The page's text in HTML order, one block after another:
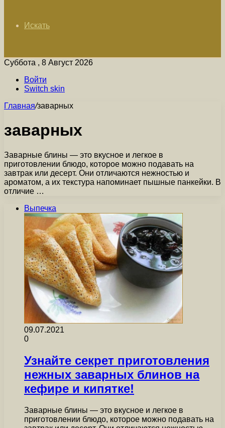
Искать
Суббота , 8 Август 2026
Войти
Switch skin
Главная/заварных
заварных
Заварные блины — это вкусное и легкое в
приготовлении блюдо, которое можно подавать на
завтрак или десерт. Они отличаются нежностью и
ароматом, а их текстура напоминает пышные панкейки. В
отличие …
Выпечка
09.07.2021
0
Узнайте секрет приготовления
нежных заварных блинов на
кефире и кипятке!
Заварные блины — это вкусное и легкое в
приготовлении блюдо, которое можно подавать на